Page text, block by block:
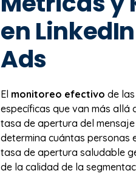
en
Ads
El monitoreo efectivo de
específicas que van más allá
tasa de apertura del
determina cuántas personas
tasa de apertura saludable
de la calidad de la